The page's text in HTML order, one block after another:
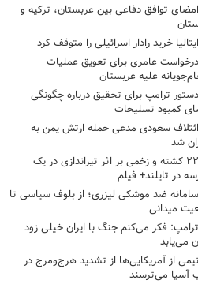
امضای توافق دفاعی بین عربستان، ترکیه و
ایتالیا خرید رادار اسرائیلی را متوقف کرد
درخواست عامری برای تعویق عملیات
علیه عربستان
دستور ترامپ برای تحقیق درباره چگونگی
کمبود تسلیحات
ائتلاف سعودی مدعی حمله ارتش یمن به
شد
۲۲ کشته و زخمی بر اثر تیراندازی در یک
در تایلند+ فیلم
سامانه ضد موشکی لیزری؛ از بلوف سیاسی تا
میدانی
ترامپ: فکر می‌کنم جنگ با ایران خیلی زود
می‌یابد
نیمی از آمریکایی‌ها از تشدید هرج‌ومرج در
آسیا می‌ترسند